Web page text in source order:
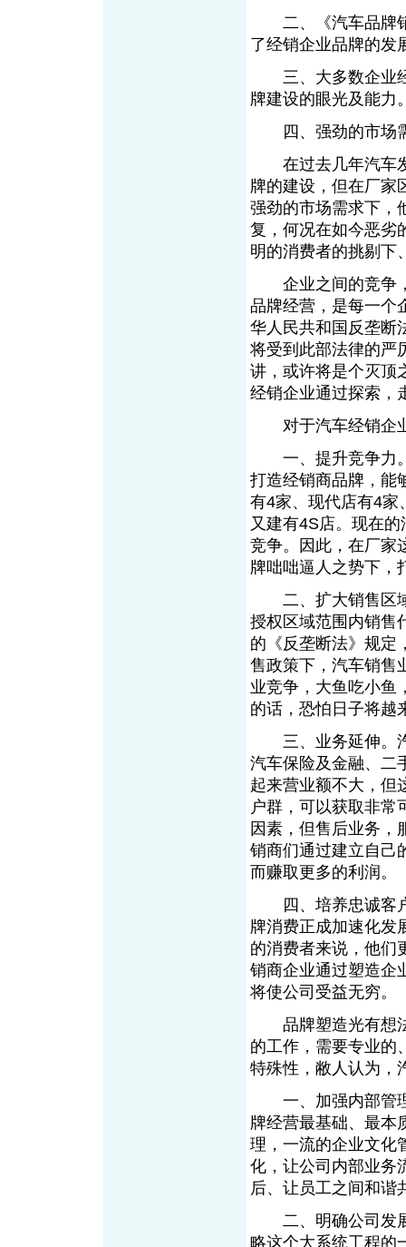
二、《汽车品牌销
了经销企业品牌的发
三、大多数企业经
牌建设的眼光及能力
四、强劲的市场需
在过去几年汽车发
牌的建设，但在厂家
强劲的市场需求下，
复，何况在如今恶劣
明的消费者的挑剔下
企业之间的竞争，
品牌经营，是每一个
华人民共和国反垄断
将受到此部法律的严
讲，或许将是个灭顶
经销企业通过探索，
对于汽车经销企业
一、提升竞争力。
打造经销商品牌，能
有4家、现代店有4
又建有4S店。现在
竞争。因此，在厂家
牌咄咄逼人之势下，
二、扩大销售区域
授权区域范围内销售
的《反垄断法》规定
售政策下，汽车销售
业竞争，大鱼吃小鱼
的话，恐怕日子将越
三、业务延伸。汽
汽车保险及金融、二
起来营业额不大，但
户群，可以获取非常
因素，但售后业务，
销商们通过建立自己
而赚取更多的利润。
四、培养忠诚客户
牌消费正成加速化发
的消费者来说，他们
销商企业通过塑造企
将使公司受益无穷。
品牌塑造光有想法
的工作，需要专业的
特殊性，敝人认为，
一、加强内部管理
牌经营最基础、最本
理，一流的企业文化
化，让公司内部业务
后、让员工之间和谐
二、明确公司发展
略这个大系统工程的